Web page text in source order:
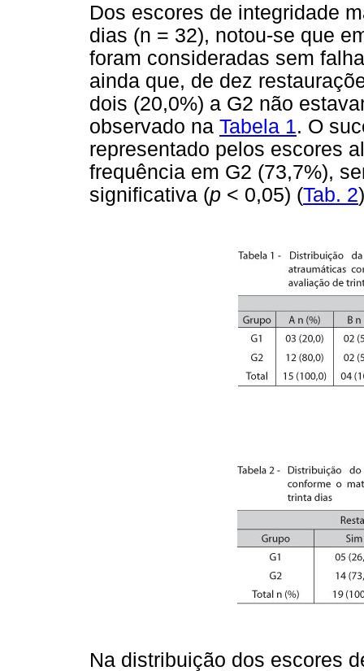
Dos escores de integridade
dias (n = 32), notou-se que
foram consideradas sem
ainda que, de dez
dois (20,0%) a G2 não
observado na Tabela 1. O
representado pelos escores
frequência em G2 (73,7%),
significativa (p < 0,05) (Tab. 2
Na distribuição dos escores